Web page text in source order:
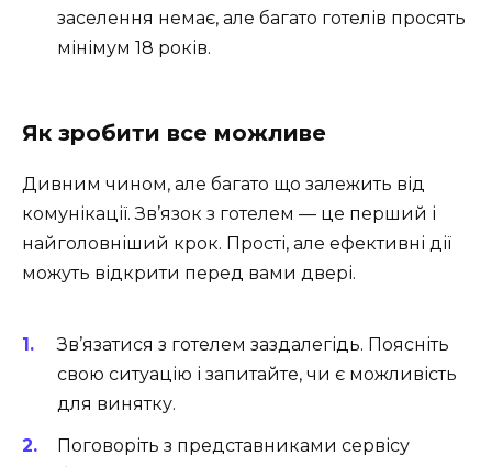
заселення немає, але багато готелів просять
мінімум 18 років.
Як зробити все можливе
Дивним чином, але багато що залежить від
комунікації. Зв’язок з готелем — це перший і
найголовніший крок. Прості, але ефективні дії
можуть відкрити перед вами двері.
Зв’язатися з готелем заздалегідь. Поясніть
свою ситуацію і запитайте, чи є можливість
для винятку.
Поговоріть з представниками сервісу